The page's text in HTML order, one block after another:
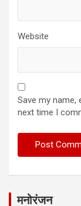
Website
Save my name,
next time I
मनोरंजन